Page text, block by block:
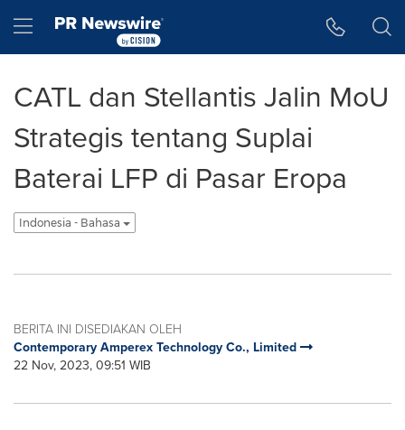
Hamburger menu
CATL dan Stellantis Jalin MoU
Strategis tentang Suplai
Baterai LFP di Pasar Eropa
Indonesia - Bahasa
BERITA INI DISEDIAKAN OLEH
Contemporary Amperex Technology Co., Limited
22 Nov, 2023, 09:51 WIB